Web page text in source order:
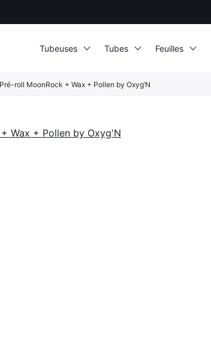
Pré-roll MoonRock + Wax + Pollen by Oxyg’N
Tubeuses Tubes Feuilles